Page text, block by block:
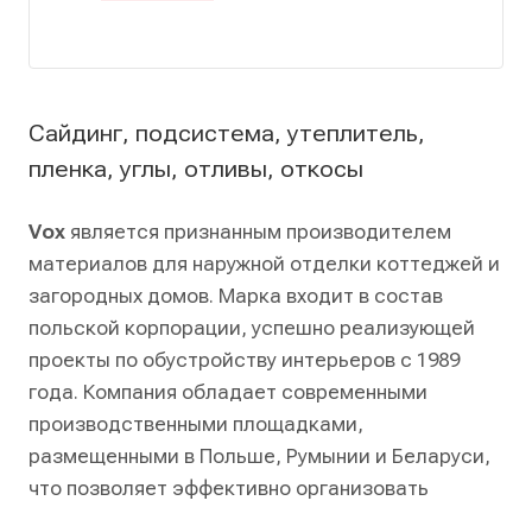
Сайдинг, подсистема, утеплитель,
пленка, углы, отливы, откосы
Vox является признанным производителем
материалов для наружной отделки коттеджей и
загородных домов. Марка входит в состав
польской корпорации, успешно реализующей
проекты по обустройству интерьеров с 1989
года. Компания обладает современными
производственными площадками,
размещенными в Польше, Румынии и Беларуси,
что позволяет эффективно организовать